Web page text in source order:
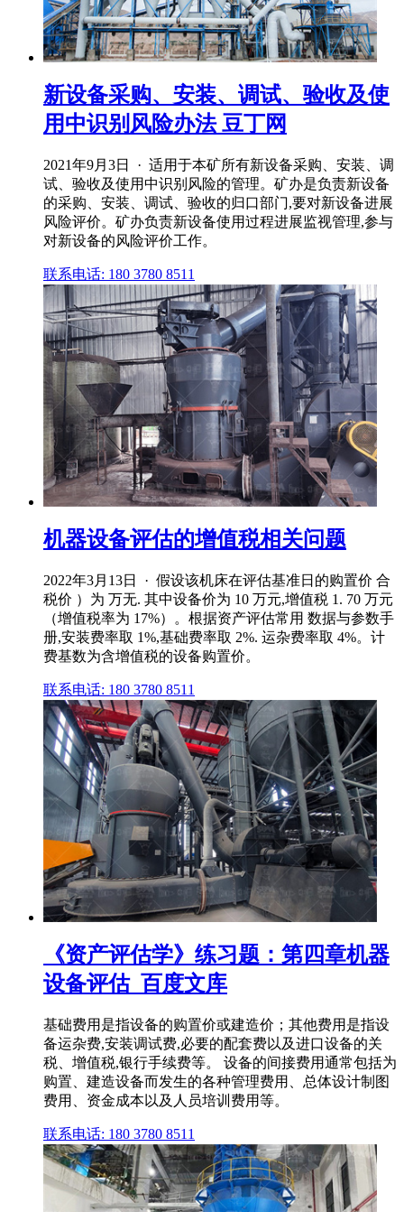
新设备采购、安装、调试、验收及使
用中识别风险办法 豆丁网
2021年9月3日 · 适用于本矿所有新设备采购、安装、调
试、验收及使用中识别风险的管理。矿办是负责新设备
的采购、安装、调试、验收的归口部门,要对新设备进展
风险评价。矿办负责新设备使用过程进展监视管理,参与
对新设备的风险评价工作。
联系电话: 180 3780 8511
机器设备评估的增值税相关问题
2022年3月13日 · 假设该机床在评估基准日的购置价 合
税价 ）为 万无. 其中设备价为 10 万元,增值税 1. 70 万元
（增值税率为 17%）。根据资产评估常用 数据与参数手
册,安装费率取 1%,基础费率取 2%. 运杂费率取 4%。计
费基数为含增值税的设备购置价。
联系电话: 180 3780 8511
《资产评估学》练习题：第四章机器
设备评估_百度文库
基础费用是指设备的购置价或建造价；其他费用是指设
备运杂费,安装调试费,必要的配套费以及进口设备的关
税、增值税,银行手续费等。 设备的间接费用通常包括为
购置、建造设备而发生的各种管理费用、总体设计制图
费用、资金成本以及人员培训费用等。
联系电话: 180 3780 8511